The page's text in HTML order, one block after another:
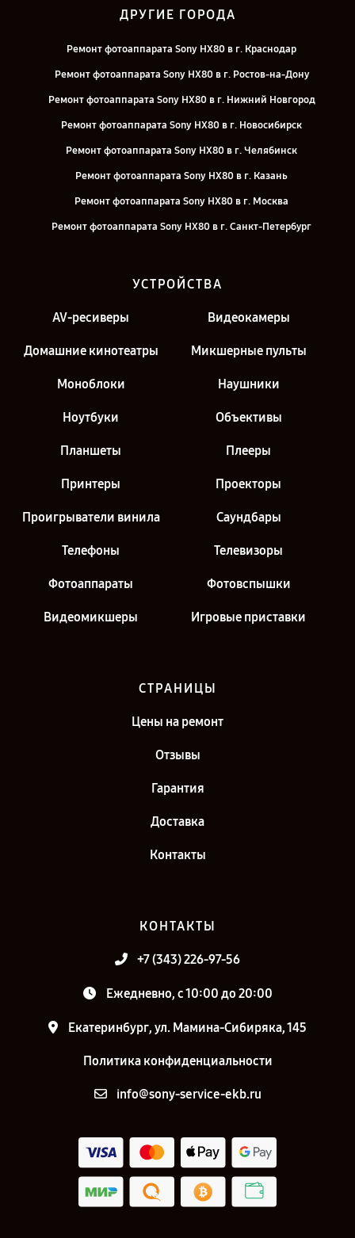
ДРУГИЕ ГОРОДА
Ремонт фотоаппарата Sony HX80 в г. Краснодар
Ремонт фотоаппарата Sony HX80 в г. Ростов-на-Дону
Ремонт фотоаппарата Sony HX80 в г. Нижний Новгород
Ремонт фотоаппарата Sony HX80 в г. Новосибирск
Ремонт фотоаппарата Sony HX80 в г. Челябинск
Ремонт фотоаппарата Sony HX80 в г. Казань
Ремонт фотоаппарата Sony HX80 в г. Москва
Ремонт фотоаппарата Sony HX80 в г. Санкт-Петербург
УСТРОЙСТВА
AV-ресиверы Видеокамеры
Домашние кинотеатры Микшерные пульты
Моноблоки Наушники
Ноутбуки Объективы
Планшеты Плееры
Принтеры Проекторы
Проигрыватели винила Саундбары
Телефоны Телевизоры
Фотоаппараты Фотовспышки
Видеомикшеры Игровые приставки
СТРАНИЦЫ
Цены на ремонт
Отзывы
Гарантия
Доставка
Контакты
КОНТАКТЫ
+7 (343) 226-97-56
Ежедневно, с 10:00 до 20:00
Екатеринбург, ул. Мамина-Сибиряка, 145
Политика конфиденциальности
info@sony-service-ekb.ru